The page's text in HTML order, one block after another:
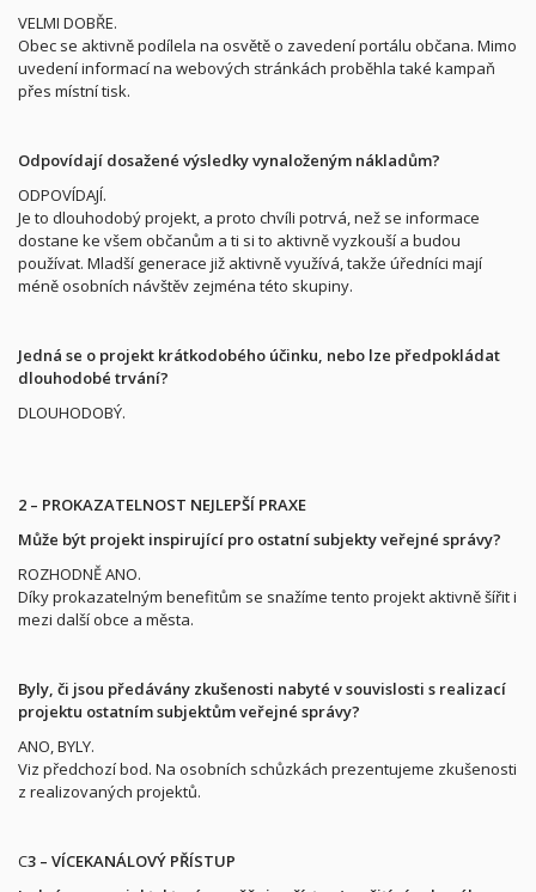
VELMI DOBŘE.
Obec se aktivně podílela na osvětě o zavedení portálu občana. Mimo
uvedení informací na webových stránkách proběhla také kampaň
přes místní tisk.
Odpovídají dosažené výsledky vynaloženým nákladům?
ODPOVÍDAJÍ.
Je to dlouhodobý projekt, a proto chvíli potrvá, než se informace
dostane ke všem občanům a ti si to aktivně vyzkouší a budou
používat. Mladší generace již aktivně využívá, takže úředníci mají
méně osobních návštěv zejména této skupiny.
Jedná se o projekt krátkodobého účinku, nebo lze předpokládat
dlouhodobé trvání?
DLOUHODOBÝ.
2 – PROKAZATELNOST NEJLEPŠÍ PRAXE
Může být projekt inspirující pro ostatní subjekty veřejné správy?
ROZHODNĚ ANO.
Díky prokazatelným benefitům se snažíme tento projekt aktivně šířit i
mezi další obce a města.
Byly, či jsou předávány zkušenosti nabyté v souvislosti s realizací
projektu ostatním subjektům veřejné správy?
ANO, BYLY.
Viz předchozí bod. Na osobních schůzkách prezentujeme zkušenosti
z realizovaných projektů.
C3 – VÍCEKANÁLOVÝ PŘÍSTUP